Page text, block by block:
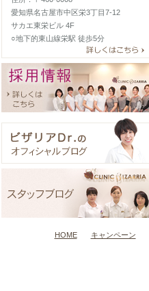
愛知県名古屋市中区栄3丁目7-12
サカエ東栄ビル 4F
○地下的東山線栄駅 徒歩5分
HOME キャンペーン